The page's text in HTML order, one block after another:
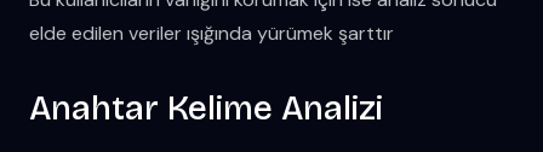
elde edilen veriler ışığında yürümek şarttır
Anahtar Kelime Analizi